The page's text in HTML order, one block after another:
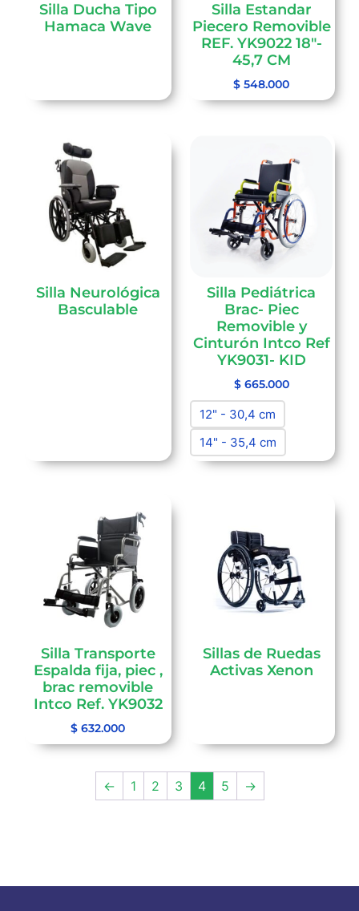
Silla Ducha Tipo
Hamaca Wave
Silla Estandar
Piecero Removible
REF. YK9022 18″-
45,7 CM
$ 548.000
Silla Neurológica
Basculable
Silla Pediátrica
Brac- Piec
Removible y
Cinturón Intco Ref
YK9031- KID
$665.000
12" - 30,4 cm
14" - 35,4 cm
Silla Transporte
Espalda fija, piec ,
brac removible
Intco Ref. YK9032
$ 632.000
Sillas de Ruedas
Activas Xenon
← 1 2 3 4 5 →